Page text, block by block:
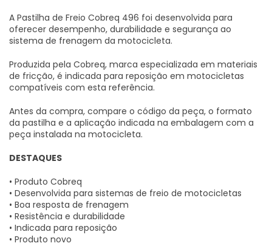
A Pastilha de Freio Cobreq 496 foi desenvolvida para
oferecer desempenho, durabilidade e segurança ao
sistema de frenagem da motocicleta.
Produzida pela Cobreq, marca especializada em materiais
de fricção, é indicada para reposição em motocicletas
compatíveis com esta referência.
Antes da compra, compare o código da peça, o formato
da pastilha e a aplicação indicada na embalagem com a
peça instalada na motocicleta.
DESTAQUES
• Produto Cobreq
• Desenvolvida para sistemas de freio de motocicletas
• Boa resposta de frenagem
• Resistência e durabilidade
• Indicada para reposição
• Produto novo